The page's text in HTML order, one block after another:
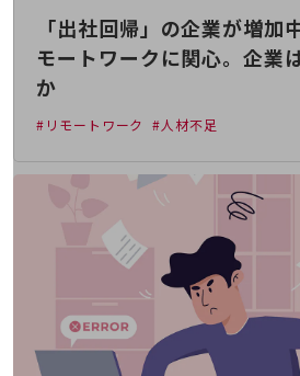
自動化・省電化
人材不足解消
業種・業態で探すTOP
「出社回帰」の企業が増加
モートワークに関心。企業
か
#リモートワーク #人材不足